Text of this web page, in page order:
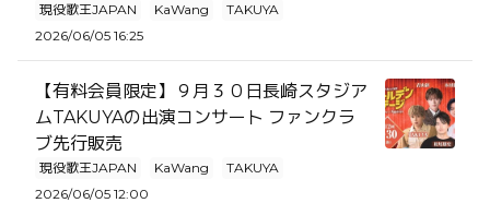
現役歌王JAPAN KaWang
TAKUYA
2026/06/05 16:25
【有料会員限定】９月３０日長崎スタジア
ムTAKUYAの出演コンサート ファンクラ
ブ先行販売
現役歌王JAPAN KaWang
TAKUYA
2026/06/05 12:00